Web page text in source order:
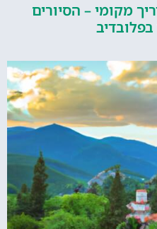
מקומי – הסיורים